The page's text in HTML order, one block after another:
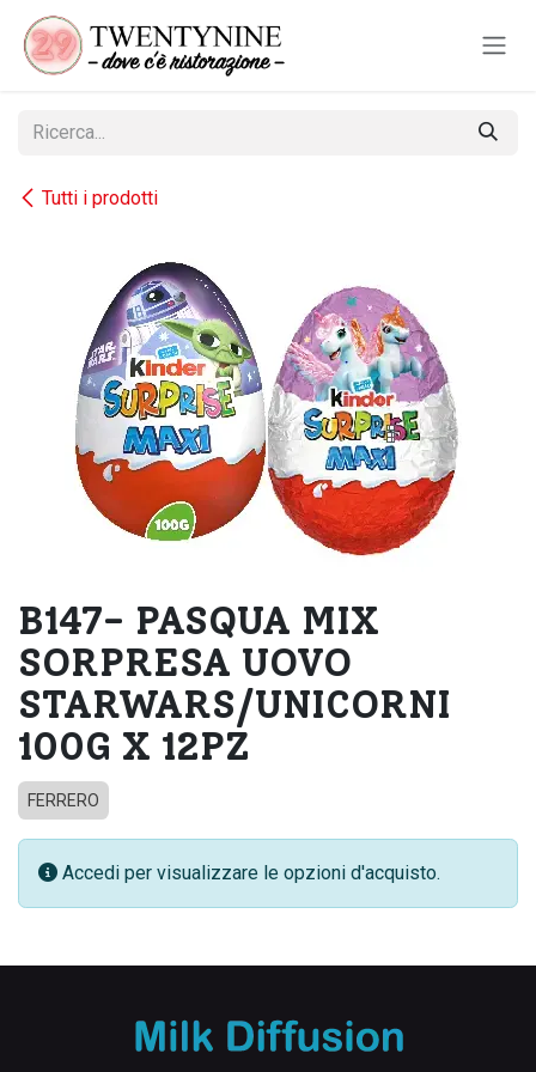
Passa al contenuto
Tutti i prodotti
B147- PASQUA MIX
SORPRESA UOVO
STARWARS/UNICORNI
100G X 12PZ
FERRERO
Accedi per visualizzare le opzioni d'acquisto.